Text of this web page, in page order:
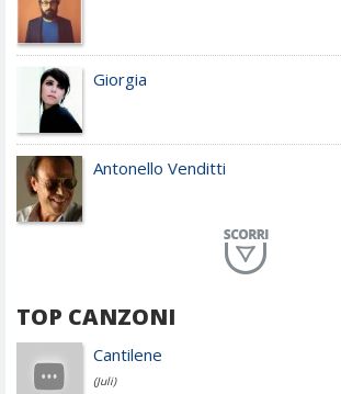
Giorgia
Antonello Venditti
Achille Lauro
TOP CANZONI
Cantilene
(Juli)